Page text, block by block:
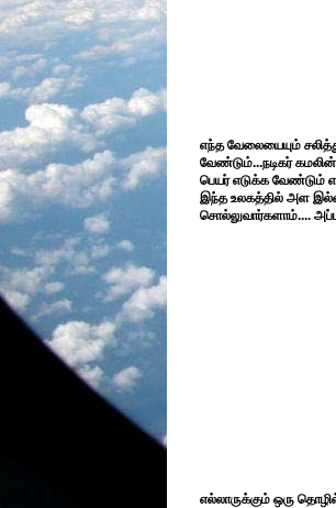
எந்த வேலையையும்
வேண்டும்...நடிகர்
பெயர் எடுக்க வேண்டும்
இந்த உலகத்தில் அள
சொல்லுவார்களாம்....
எல்லாருக்கும் ஒரு